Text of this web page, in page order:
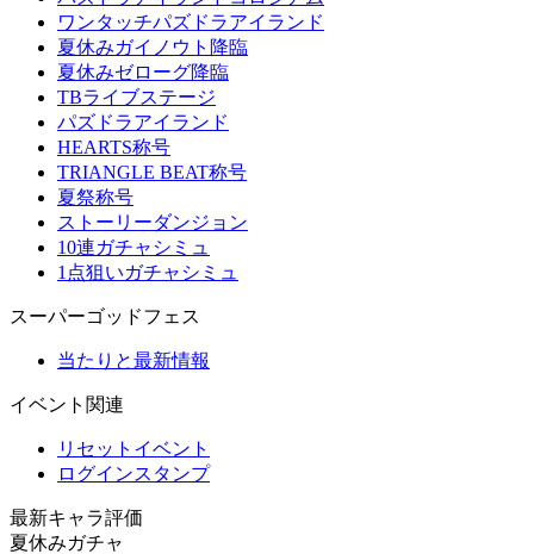
ワンタッチパズドラアイランド
夏休みガイノウト降臨
夏休みゼローグ降臨
TBライブステージ
パズドラアイランド
HEARTS称号
TRIANGLE BEAT称号
夏祭称号
ストーリーダンジョン
10連ガチャシミュ
1点狙いガチャシミュ
スーパーゴッドフェス
当たりと最新情報
イベント関連
リセットイベント
ログインスタンプ
最新キャラ評価
夏休みガチャ